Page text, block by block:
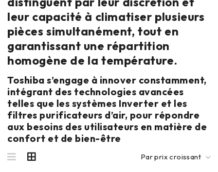
leur capacité à climatiser plusieurs
pièces simultanément, tout en
garantissant une répartition
homogène de la température.
Toshiba s’engage à innover constamment,
intégrant des technologies avancées
telles que les systèmes Inverter et les
filtres purificateurs d’air, pour répondre
aux besoins des utilisateurs en matière de
confort et de bien-être
Par prix croissant